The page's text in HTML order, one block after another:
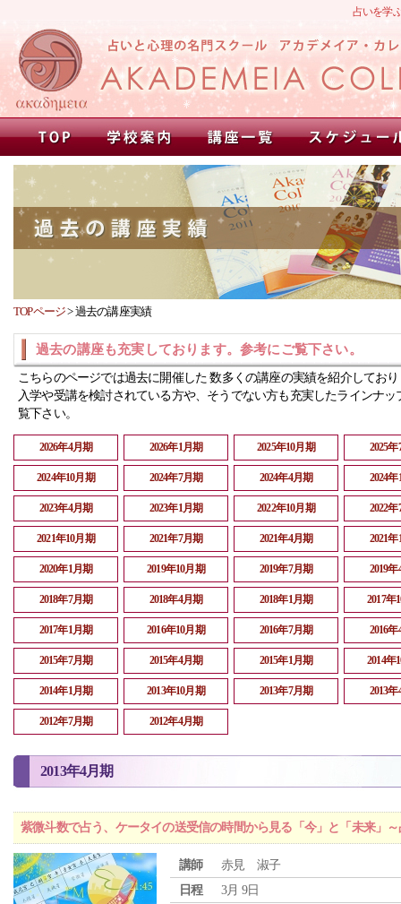
占いを学
TOPページ>過去の講座実績
過去の講座も充実しております。参考にご覧下さい。
こちらのページでは過去に開催した 数多くの講座の実績を紹介してお
入学や受講を検討されている方や、そうでない方も充実したラインナッ
覧下さい。
2026年4月期 2026年1月期 2025年10月期 2025
2024年10月期 2024年7月期 2024年4月期 2024
2023年4月期 2023年1月期 2022年10月期 2022
2021年10月期 2021年7月期 2021年4月期 2021
2020年1月期 2019年10月期 2019年7月期 2019
2018年7月期 2018年4月期 2018年1月期 2017年
2017年1月期 2016年10月期 2016年7月期 2016
2015年7月期 2015年4月期 2015年1月期 2014年
2014年1月期 2013年10月期 2013年7月期 2013
2012年7月期 2012年4月期
2013年4月期
紫微斗数で占う、ケータイの送受信の時間から見る「今」と「未来」
講師
赤見 淑子
日程
3月 9日